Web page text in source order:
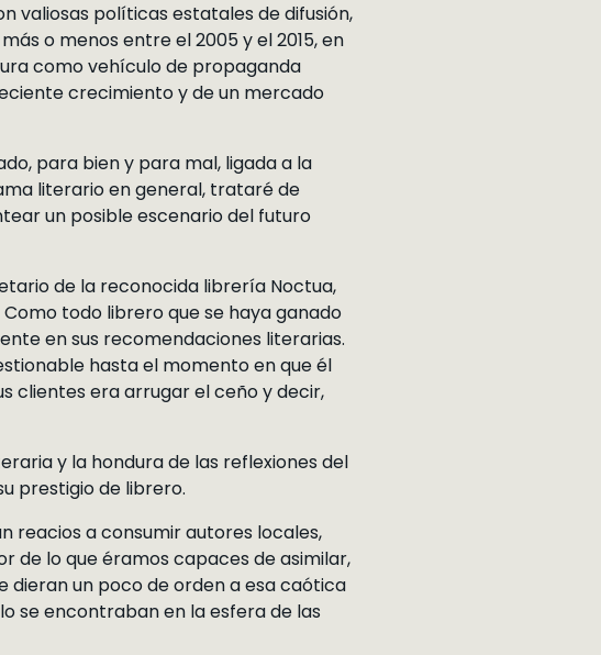
valiosas políticas estatales de difusión,
o menos entre el 2005 y el 2015, en
como vehículo de propaganda
crecimiento y de un mercado
para bien y para mal, ligada a la
literario en general, trataré de
un posible escenario del futuro
de la reconocida librería Noctua,
Como todo librero que se haya ganado
en sus recomendaciones literarias.
hasta el momento en que él
clientes era arrugar el ceño y decir,
y la hondura de las reflexiones del
prestigio de librero.
reacios a consumir autores locales,
de lo que éramos capaces de asimilar,
dieran un poco de orden a esa caótica
se encontraban en la esfera de las